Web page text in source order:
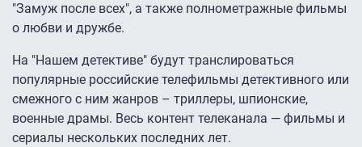
"Замуж после всех", а также полнометражные фильмы
о любви и дружбе.
На "Нашем детективе" будут транслироваться
популярные российские телефильмы детективного или
смежного с ним жанров – триллеры, шпионские,
военные драмы. Весь контент телеканала — фильмы и
сериалы нескольких последних лет.